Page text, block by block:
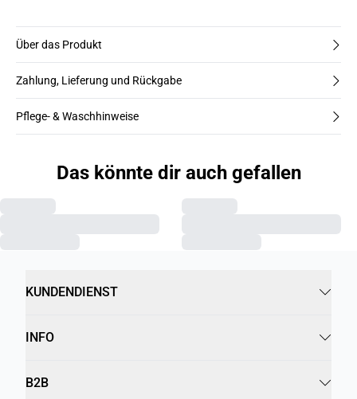
Über das Produkt
Zahlung, Lieferung und Rückgabe
Pflege- & Waschhinweise
Das könnte dir auch gefallen
KUNDENDIENST
INFO
B2B